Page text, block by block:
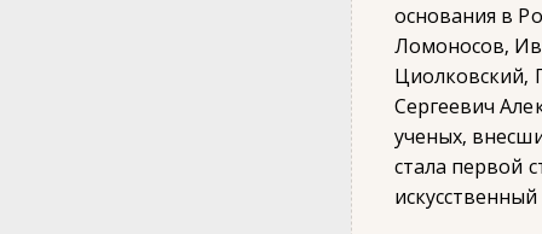
Ломоносов,
Циолковский,
Сергеевич
стала первой